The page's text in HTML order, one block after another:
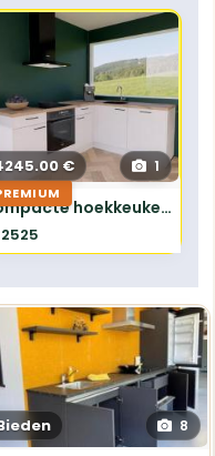
€ 1
Compacte hoekkeuken 2.42x1.87m - compleet met apparatuur inclusief montage
2525
8